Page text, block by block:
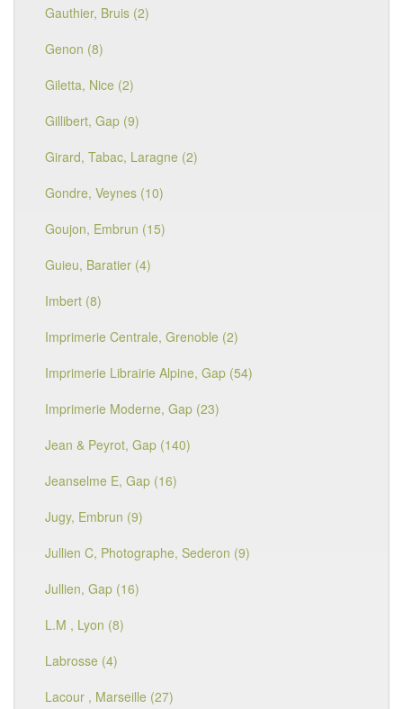
Gauthier, Bruis (2)
Genon (8)
Giletta, Nice (2)
Gillibert, Gap (9)
Girard, Tabac, Laragne (2)
Gondre, Veynes (10)
Goujon, Embrun (15)
Guieu, Baratier (4)
Imbert (8)
Imprimerie Centrale, Grenoble (2)
Imprimerie Librairie Alpine, Gap (54)
Imprimerie Moderne, Gap (23)
Jean & Peyrot, Gap (140)
Jeanselme E, Gap (16)
Jugy, Embrun (9)
Jullien C, Photographe, Sederon (9)
Jullien, Gap (16)
L.M , Lyon (8)
Labrosse (4)
Lacour , Marseille (27)